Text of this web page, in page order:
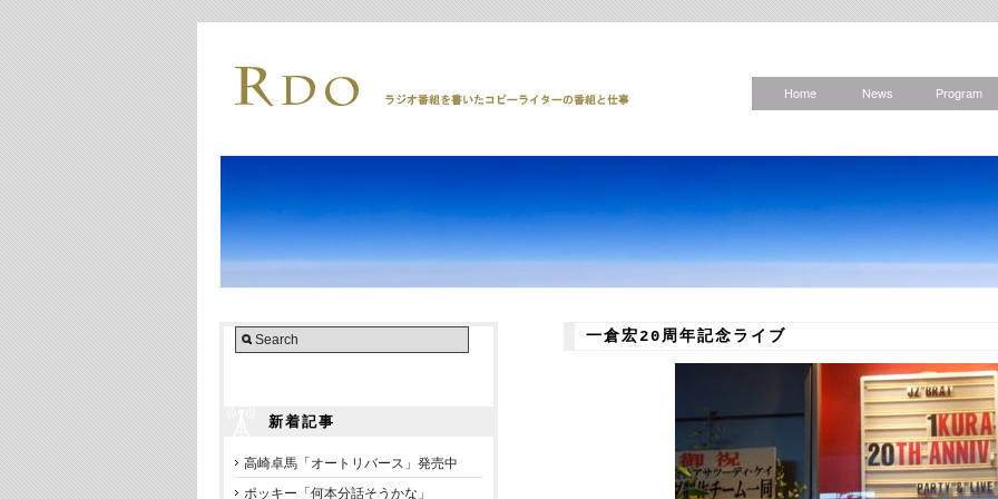
Home News Program
新着記事
高崎卓馬「オートリバース」発売中
ポッキー「何本分話そうかな」
一倉宏20周年記念ライブ